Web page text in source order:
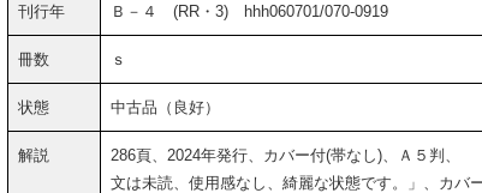
刊行年 Ｂ－４ (RR・3) hhh060701/070-0919
冊数 ｓ
状態 中古品（良好）
解説
286頁、2024年発行、カバー付(帯なし)、Ａ５判、
文は未読、使用感なし、綺麗な状態です。」、カバ